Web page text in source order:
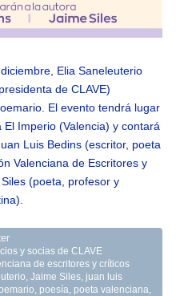
Elia Saneleuterio
de CLAVE)
El evento tendrá lugar
Imperio (Valencia) y contará
Luis Bedins (escritor, poeta
Valenciana de Escritores y
(poeta, profesor y
y socias de CLAVE
de escritores y críticos
,Jaime Siles juan luis
poesía poeta valenciana